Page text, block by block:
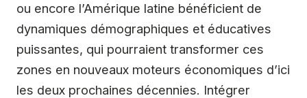
ou encore l’Amérique latine bénéficient de
dynamiques démographiques et éducatives
puissantes, qui pourraient transformer ces
zones en nouveaux moteurs économiques d’ici
les deux prochaines décennies. Intégrer